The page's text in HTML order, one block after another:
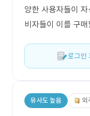
양한 사용자들이
비자들이 이를 구
로그인
유사도 높음 외